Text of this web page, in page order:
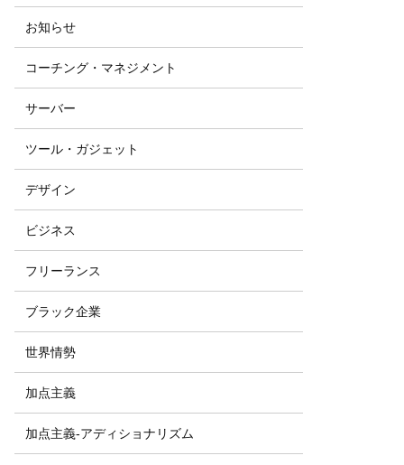
お知らせ
コーチング・マネジメント
サーバー
ツール・ガジェット
デザイン
ビジネス
フリーランス
ブラック企業
世界情勢
加点主義
加点主義-アディショナリズム